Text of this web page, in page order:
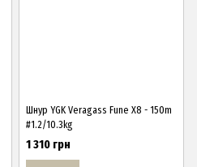
Шнур YGK Veragass Fune X8 - 150m
#1.2/10.3kg
1 310 грн